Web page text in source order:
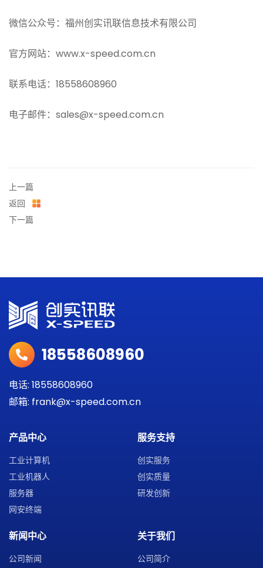
微信公众号：福州创实讯联信息技术有限公司
官方网站：www.x-speed.com.cn
联系电话：18558608960
电子邮件：sales@x-speed.com.cn
上一篇
返回
下一篇
18558608960
电话: 18558608960
邮箱: frank@x-speed.com.cn
产品中心
工业计算机
工业机器人
服务器
网安终端
服务支持
创实服务
创实质量
研发创新
新闻中心
公司新闻
关于我们
公司简介